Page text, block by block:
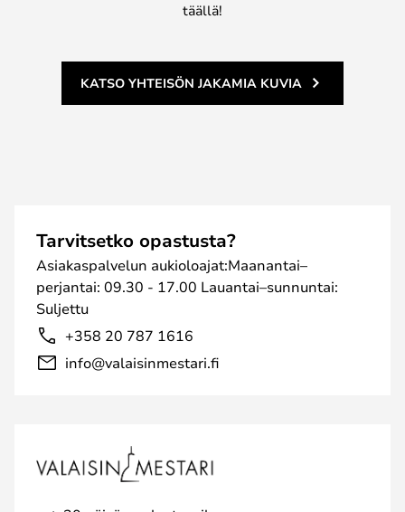
täällä!
KATSO YHTEISÖN JAKAMIA KUVIA
Tarvitsetko opastusta?
Asiakaspalvelun aukioloajat:Maanantai–
perjantai: 09.30 - 17.00 Lauantai–sunnuntai:
Suljettu
+358 20 787 1616
info@valaisinmestari.fi